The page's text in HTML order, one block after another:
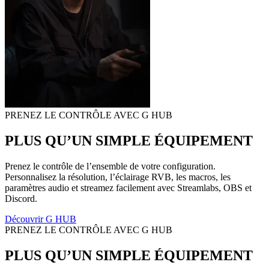
PRENEZ LE CONTRÔLE AVEC G HUB
PLUS QU’UN SIMPLE ÉQUIPEMENT
Prenez le contrôle de l’ensemble de votre configuration.
Personnalisez la résolution, l’éclairage RVB, les macros, les
paramètres audio et streamez facilement avec Streamlabs, OBS et
Discord.
Découvrir G HUB
PRENEZ LE CONTRÔLE AVEC G HUB
PLUS QU’UN SIMPLE ÉQUIPEMENT